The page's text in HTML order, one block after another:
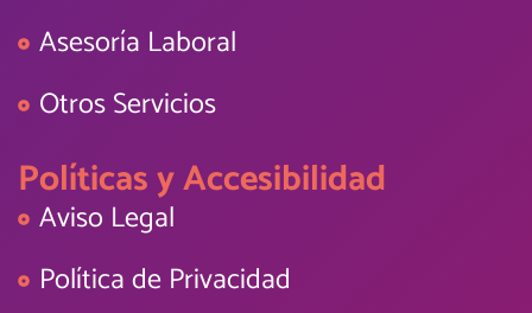
Asesoría Laboral
Otros Servicios
Políticas y Accesibilidad
Aviso Legal
Política de Privacidad